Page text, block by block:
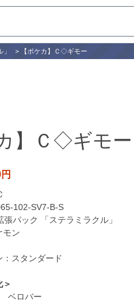
> 【ポケカ】Ｃ◇ギモー
】Ｃ◇ギモー
102-SV7-B-S
張パック 「ステラミラクル」
モン
スタンダード
＞
ベロバー